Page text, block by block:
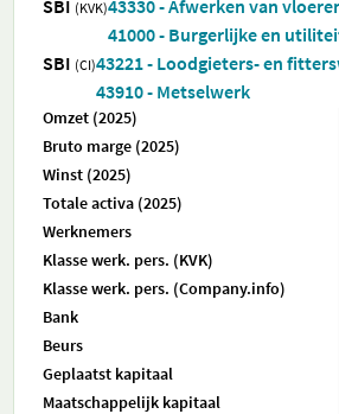
SBI (KVK)43330 - Afwerken van
41000 - Burgerlijke en
SBI (CI)43221 - Loodgieters- en
43910 - Metselwerk
Omzet (2025)
Bruto marge (2025)
Winst (2025)
Totale activa (2025)
Werknemers
Klasse werk. pers. (KVK)
Klasse werk. pers. (Company.info)
Bank
Beurs
Geplaatst kapitaal
Maatschappelijk kapitaal